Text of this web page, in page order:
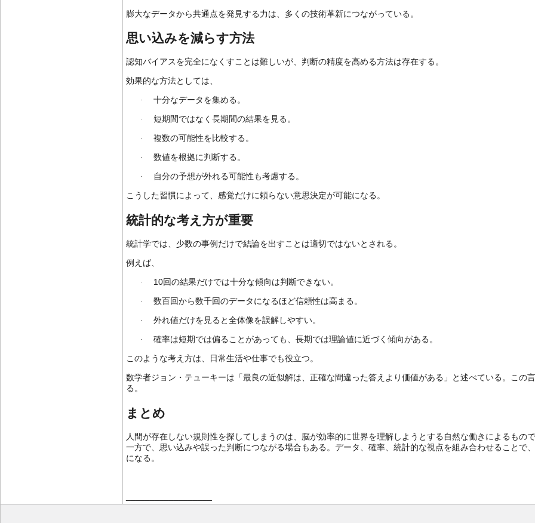
膨大なデータから共通点を発見する力は、多くの技術革新につながっている。
思い込みを減らす方法
認知バイアスを完全になくすことは難しいが、判断の精度を高める方法は存在する。
効果的な方法としては、
· 十分なデータを集める。
· 短期間ではなく長期間の結果を見る。
· 複数の可能性を比較する。
· 数値を根拠に判断する。
· 自分の予想が外れる可能性も考慮する。
こうした習慣によって、感覚だけに頼らない意思決定が可能になる。
統計的な考え方が重要
統計学では、少数の事例だけで結論を出すことは適切ではないとされる。
例えば、
· 10回の結果だけでは十分な傾向は判断できない。
· 数百回から数千回のデータになるほど信頼性は高まる。
· 外れ値だけを見ると全体像を誤解しやすい。
· 確率は短期では偏ることがあっても、長期では理論値に近づく傾向がある。
このような考え方は、日常生活や仕事でも役立つ。
数学者ジョン・テューキーは「最良の近似解は、正確な間違った答えより価値がある」と述べている。こ
る。
まとめ
人間が存在しない規則性を探してしまうのは、脳が効率的に世界を理解しようとする自然な働きによるも
一方で、思い込みや誤った判断につながる場合もある。データ、確率、統計的な視点を組み合わせることで
になる。